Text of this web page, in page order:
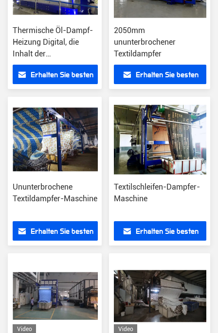
Thermische Öl-Dampf-
Heizung Digital, die
Inhalt der
Textildampfer-
Maschinen-80m druckt
Erhalten Sie besten
2050mm
ununterbrochener
Textildampfer
Erhalten Sie besten
Ununterbrochene
Textildampfer-Maschine
Erhalten Sie besten
Textilschleifen-Dampfer-
Maschine
Erhalten Sie besten
Video Video